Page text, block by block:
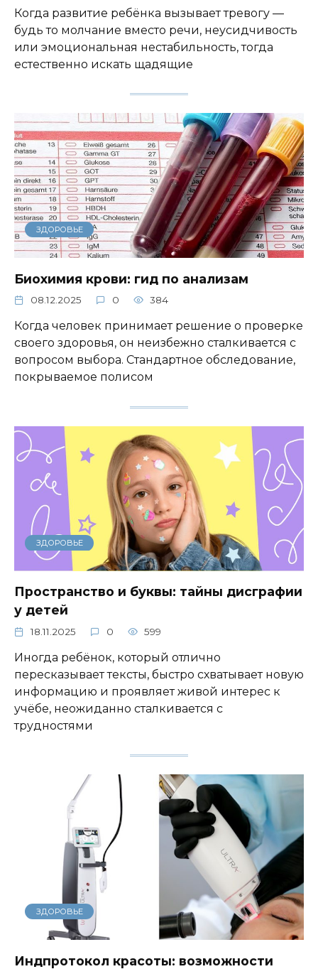
Когда развитие ребёнка вызывает тревогу —
будь то молчание вместо речи, неусидчивость
или эмоциональная нестабильность, тогда
естественно искать щадящие
ЗДОРОВЬЕ
Биохимия крови: гид по анализам
08.12.2025 0 384
Когда человек принимает решение о проверке
своего здоровья, он неизбежно сталкивается с
вопросом выбора. Стандартное обследование,
покрываемое полисом
ЗДОРОВЬЕ
Пространство и буквы: тайны дисграфии
у детей
18.11.2025 0 599
Иногда ребёнок, который отлично
пересказывает тексты, быстро схватывает новую
информацию и проявляет живой интерес к
учёбе, неожиданно сталкивается с
трудностями
ЗДОРОВЬЕ
Индпротокол красоты: возможности